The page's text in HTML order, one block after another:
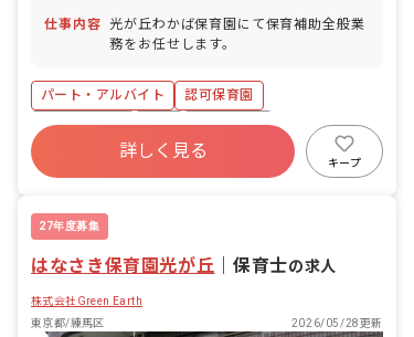
仕事内容
光が丘わかば保育園にて保育補助全般業
務をお任せします。
パート・アルバイト
認可保育園
社会保険完備
有給
残業少なめ
社会福祉法人
未経験歓迎
新卒も歓迎
詳しく見る
キープ
27年度募集
はなさき保育園光が丘 ｜保育士の求人
株式会社Green Earth
東京都/練馬区
2026/05/28更新